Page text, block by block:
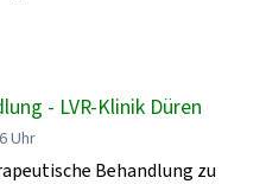
- LVR-Klinik Düren
Uhr
Behandlung zu